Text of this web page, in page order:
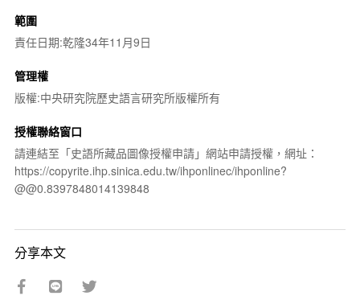
範圍
責任日期:乾隆34年11月9日
管理權
版權:中央研究院歷史語言研究所版權所有
授權聯絡窗口
請連結至「史語所藏品圖像授權申請」網站申請授權，網址：
https://copyrite.ihp.sinica.edu.tw/ihponlinec/ihponline?
@@0.8397848014139848
分享本文